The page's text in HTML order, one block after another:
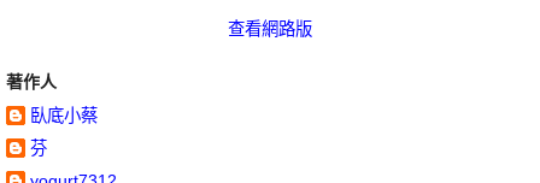
查看網路版
著作人
臥底小蔡
芬